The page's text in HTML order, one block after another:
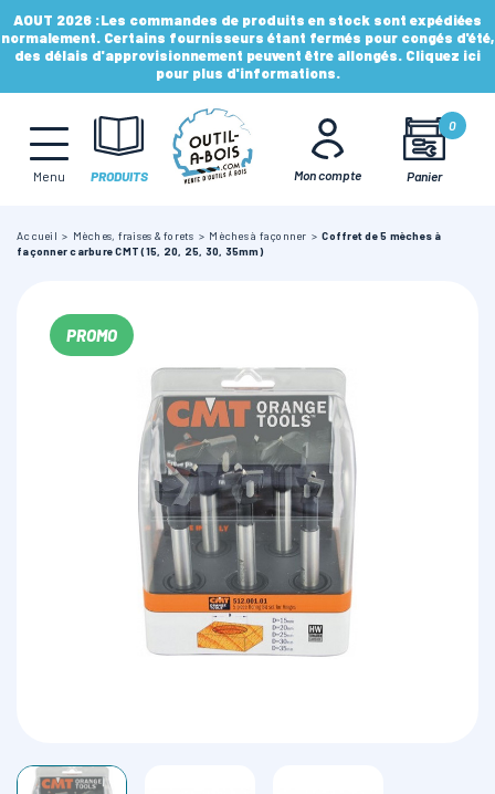
AOUT 2026 :Les commandes de produits en stock sont expédiées
normalement. Certains fournisseurs étant fermés pour congés d'été,
des délais d'approvisionnement peuvent être allongés. Cliquez ici
pour plus d'informations.
Menu PRODUITS Mon compte Panier
0
MÈCHES, FRAISES & FORETS
LAMES & DISQUES
CONSOMMABLES
OUTILS DE TOUPIE
FERS & PLAQUETTES
LAMES SCIES RUBAN
Accueil Mèches, fraises & forets Mèches à façonner
Coffret de 5 mèches à
façonner carbure CMT (15, 20, 25, 30, 35mm)
PROMO